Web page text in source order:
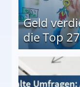
Geld
die Top 27